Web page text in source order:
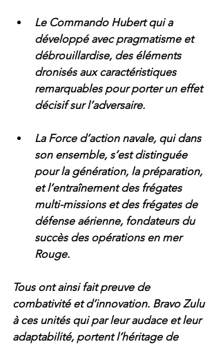
Le Commando Hubert qui a
développé avec pragmatisme et
débrouillardise, des éléments
dronisés aux caractéristiques
remarquables pour porter un effet
décisif sur l’adversaire.
La Force d’action navale, qui dans
son ensemble, s’est distinguée
pour la génération, la préparation,
et l’entraînement des frégates
multi-missions et des frégates de
défense aérienne, fondateurs du
succès des opérations en mer
Rouge.
Tous ont ainsi fait preuve de
combativité et d’innovation. Bravo Zulu
à ces unités qui par leur audace et leur
adaptabilité, portent l’héritage de